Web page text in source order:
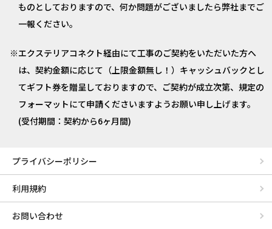
ものとしておりますので、何か問題がございましたら弊社までご
一報ください。
エクステリアコネクト経由にて工事のご契約をいただいた方へ
は、契約金額に応じて（上限金額無し！）キャッシュバックとし
てギフト券を贈呈しておりますので、ご契約が成立次第、規定の
フォーマットにて申請くださいますようお願い申し上げます。
(受付期間：契約から6ヶ月間)
プライバシーポリシー
利用規約
お問い合わせ